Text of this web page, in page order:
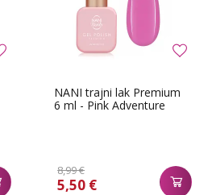
NANI trajni lak Premium
6 ml - Pink Adventure
8,99 €
5,50 €